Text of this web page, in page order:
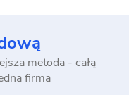
metoda -całą
firma